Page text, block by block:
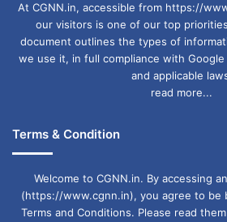
At CGNN.in, accessible from https://
our visitors is one of our top
document outlines the types of
we use it, in full compliance with
and applicable
read more...
Terms & Condition
Welcome to CGNN.in. By accessing
(https://www.cgnn.in), you agree to be
Terms and Conditions. Please read